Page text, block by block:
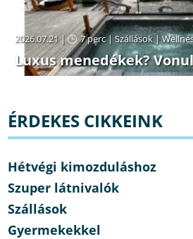
2026.07.21 | 7 perc|Szállások|
Luxus menedékek?
ÉRDEKES CIKKEINK
Hétvégi kimozduláshoz
Szuper látnivalók
Szállások
Gyermekekkel